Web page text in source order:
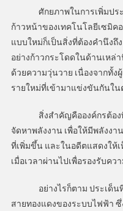
ศักยภาพในการเพิ่มประสิ
ก้าวหน้าของเทคโนโลยีเซมิค
แบบใหม่ก็เป็นสิ่งที่ต้องคำนึงถึ
อย่างก้าวกระโดดในด้านเหล่
ด้วยความวุ่นวาย เนื่องจากทั้ง
รายใหม่ที่เข้ามาแข่งขันกันใ
สิ่งสำคัญคือองค์กรต้องพิจ
จัดหาพลังงาน เพื่อให้มีพลังงา
ที่เพิ่มขึ้น และในอดีตแสดงให้
เมื่อเวลาผ่านไปเพื่อรองรับค
อย่างไรก็ตาม ประเด็นที่
สายทองแดงของระบบไฟฟ้า